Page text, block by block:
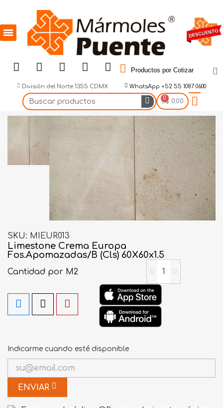
Productos por Cotizar
División del Norte 1355 CDMX WhatsApp +52 55 1087 0600
$ 0.00
SKU MIEUR013
Limestone Crema Europa
Fos.Apomazadas/B (Cls) 60X60x1.5
Cantidad por M2
Indicarme cuando esté disponible
ENVIAR